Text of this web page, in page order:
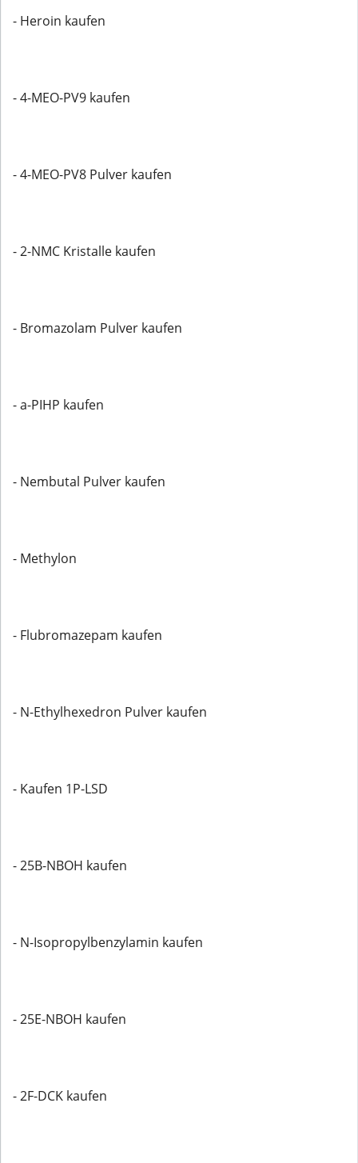
- Heroin kaufen
- 4-MEO-PV9 kaufen
- 4-MEO-PV8 Pulver kaufen
- 2-NMC Kristalle kaufen
- Bromazolam Pulver kaufen
- a-PIHP kaufen
- Nembutal Pulver kaufen
- Methylon
- Flubromazepam kaufen
- N-Ethylhexedron Pulver kaufen
- Kaufen 1P-LSD
- 25B-NBOH kaufen
- N-Isopropylbenzylamin kaufen
- 25E-NBOH kaufen
- 2F-DCK kaufen